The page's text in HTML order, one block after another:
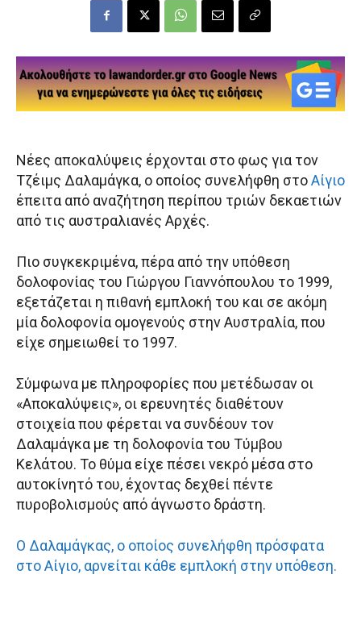
Νέες αποκαλύψεις έρχονται στο φως για τον
Τζέιμς Δαλαμάγκα, ο οποίος συνελήφθη στοΑίγιο
έπειτα από αναζήτηση περίπου τριών δεκαετιών
από τις αυστραλιανές Αρχές.
Πιο συγκεκριμένα, πέρα από την υπόθεση
δολοφονίας του Γιώργου Γιαννόπουλου το 1999,
εξετάζεται η πιθανή εμπλοκή του και σε ακόμη
μία δολοφονία ομογενούς στην Αυστραλία, που
είχε σημειωθεί το 1997.
Σύμφωνα με πληροφορίες που μετέδωσαν οι
«Αποκαλύψεις», οι ερευνητές διαθέτουν
στοιχεία που φέρεται να συνδέουν τον
Δαλαμάγκα με τη δολοφονία του Τύμβου
Κελάτου. Το θύμα είχε πέσει νεκρό μέσα στο
αυτοκίνητό του, έχοντας δεχθεί πέντε
πυροβολισμούς από άγνωστο δράστη.
Ο Δαλαμάγκας, ο οποίος συνελήφθη πρόσφατα
στο Αίγιο, αρνείται κάθε εμπλοκή στην υπόθεση.